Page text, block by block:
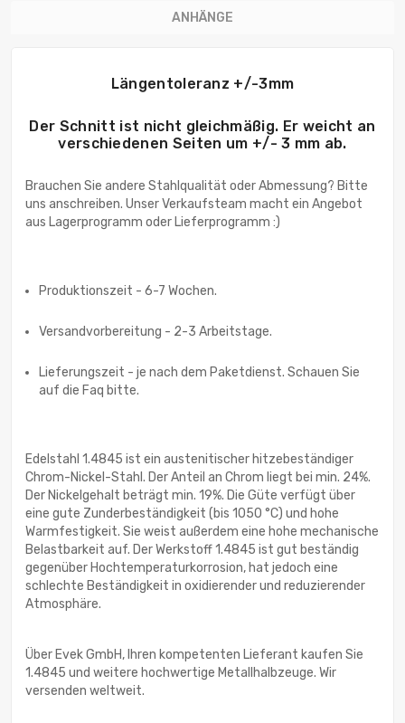
ANHÄNGE
Längentoleranz +/-3mm
Der Schnitt ist nicht gleichmäßig. Er weicht an
verschiedenen Seiten um +/- 3 mm ab.
Brauchen Sie andere Stahlqualität oder Abmessung? Bitte
uns anschreiben. Unser Verkaufsteam macht ein Angebot
aus Lagerprogramm oder Lieferprogramm :)
Produktionszeit - 6-7 Wochen.
Versandvorbereitung - 2-3 Arbeitstage.
Lieferungszeit - je nach dem Paketdienst. Schauen Sie
auf die Faq bitte.
Edelstahl 1.4845 ist ein austenitischer hitzebeständiger
Chrom-Nickel-Stahl. Der Anteil an Chrom liegt bei min. 24%.
Der Nickelgehalt beträgt min. 19%. Die Güte verfügt über
eine gute Zunderbeständigkeit (bis 1050 °C) und hohe
Warmfestigkeit. Sie weist außerdem eine hohe mechanische
Belastbarkeit auf. Der Werkstoff 1.4845 ist gut beständig
gegenüber Hochtemperaturkorrosion, hat jedoch eine
schlechte Beständigkeit in oxidierender und reduzierender
Atmosphäre.
Über Evek GmbH, Ihren kompetenten Lieferant kaufen Sie
1.4845 und weitere hochwertige Metallhalbzeuge. Wir
versenden weltweit.